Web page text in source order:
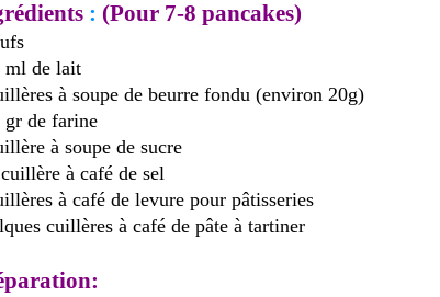
: (Pour 7-8 pancakes)
ml de lait
à soupe de beurre fondu (environ 20g)
gr de farine
à soupe de sucre
à café de sel
à café de levure pour pâtisseries
cuillères à café de pâte à tartiner